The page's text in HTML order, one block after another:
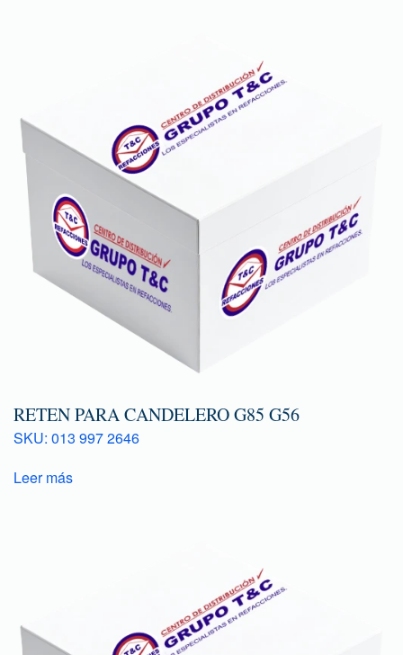
RETEN PARA CANDELERO G85 G56
SKU: 013 997 2646
Leer más